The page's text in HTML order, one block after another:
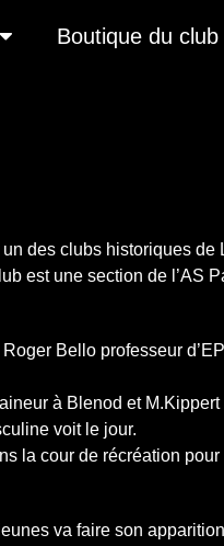
Boutique du club
des clubs historiques de
est une section de l’AS
Bello professeur
à Blenod et
voit le jour.
la cour de récréation
va faire son